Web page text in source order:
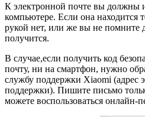
К электронной почте вы должны
компьютере. Если она находится
рукой нет, или же вы не помните
получится.
В случае,если получить код
почту, ни на смартфон, нужно
службу поддержки Xiaomi (адрес
поддержки). Пишите письмо
можете воспользоваться онлайн-